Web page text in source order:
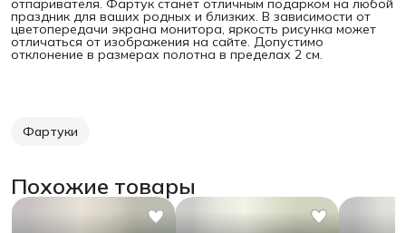
отпаривателя. Фартук станет отличным подарком на любой
праздник для ваших родных и близких. В зависимости от
цветопередачи экрана монитора, яркость рисунка может
отличаться от изображения на сайте. Допустимо
отклонение в размерах полотна в пределах 2 см.
Фартуки
Похожие товары